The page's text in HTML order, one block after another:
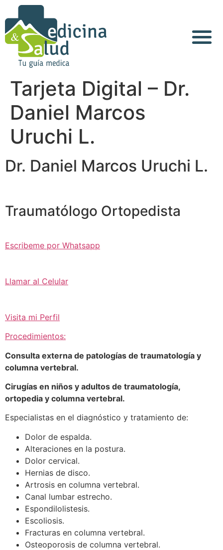
Tarjeta Digital – Dr.
Daniel Marcos
Uruchi L.
Dr. Daniel Marcos Uruchi L.
Traumatólogo Ortopedista
Escribeme por Whatsapp
Llamar al Celular
Visita mi Perfil
Procedimientos:
Consulta externa de patologías de traumatología y
columna vertebral.
Cirugías en niños y adultos de traumatología,
ortopedia y columna vertebral.
Especialistas en el diagnóstico y tratamiento de:
Dolor de espalda.
Alteraciones en la postura.
Dolor cervical.
Hernias de disco.
Artrosis en columna vertebral.
Canal lumbar estrecho.
Espondilolistesis.
Escoliosis.
Fracturas en columna vertebral.
Osteoporosis de columna vertebral.